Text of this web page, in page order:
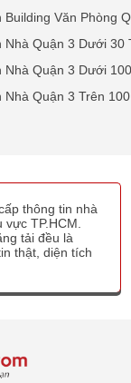
Building Văn Phòng
Nhà Quận 3 Dưới 30
Nhà Quận 3 Dưới
Nhà Quận 3 Trên
thông tin nhà
vực TP.HCM.
tải đều là
thật, diện tích